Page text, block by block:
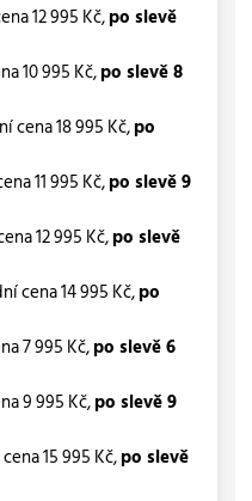
12 995 Kč,po slevě
10 995 Kč,po slevě 8
cena 18 995 Kč,po
11 995 Kč,po slevě 9
12 995 Kč,po slevě
cena 14 995 Kč,po
7 995 Kč,po slevě 6
9 995 Kč,po slevě 9
15 995 Kč,po slevě